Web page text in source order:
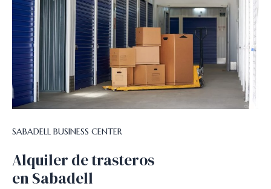
SABADELL BUSINESS CENTER
Alquiler de trasteros
en Sabadell